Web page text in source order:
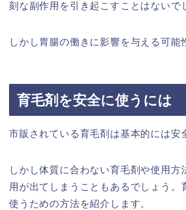
刻な副作用を引き起こすことはないで
しかし胃腸の働きに影響を与える可能
育毛剤を安全に使うには
市販されている育毛剤は基本的には安
しかし体質に合わない育毛剤や使用方
用が出てしまうこともあるでしょう。
使うための方法を紹介します。